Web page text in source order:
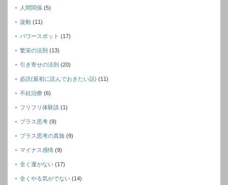
人間関係 (5)
波動 (11)
パワースポット (17)
繁栄の法則 (13)
引き寄せの法則 (20)
必読(最初に読んでおきたい話) (11)
不妊治療 (6)
フリフリ体験談 (1)
プラス思考 (9)
プラス思考の真髄 (9)
マイナス感情 (9)
全く運がない (17)
全くやる気がでない (14)